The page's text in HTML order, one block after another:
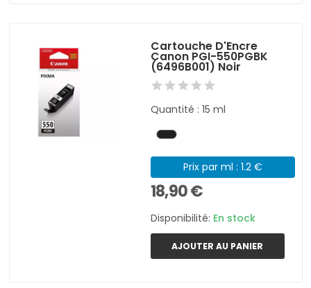
Cartouche D'Encre
Canon PGI-550PGBK
(6496B001) Noir
Quantité : 15 ml
Prix par ml : 1.2 €
18,90 €
Disponibilité: En stock
AJOUTER AU PANIER